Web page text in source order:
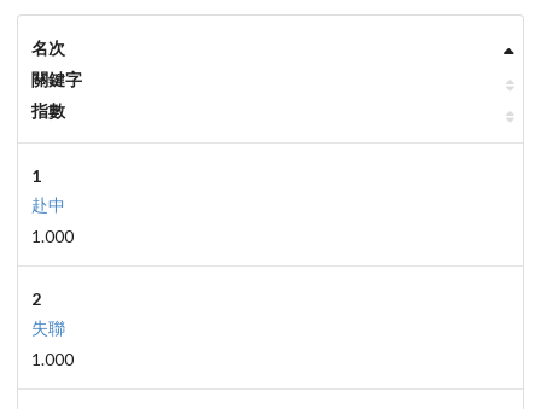
名次
關鍵字
指數
1
赴中
1.000
2
失聯
1.000